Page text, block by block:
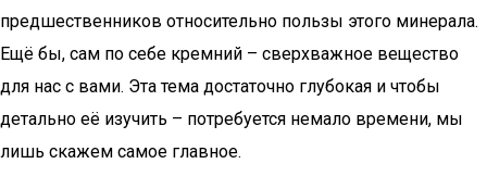
предшественников относительно пользы этого минерала.
Ещё бы, сам по себе кремний – сверхважное вещество
для нас с вами. Эта тема достаточно глубокая и чтобы
детально её изучить – потребуется немало времени, мы
лишь скажем самое главное.